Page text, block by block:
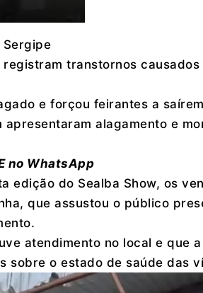
transtornos
e forçou feirantes a
alagamento e
no WhatsApp
edição do Sealba Show, os
que assustou o público
atendimento no local e que
sobre o estado de saúde das